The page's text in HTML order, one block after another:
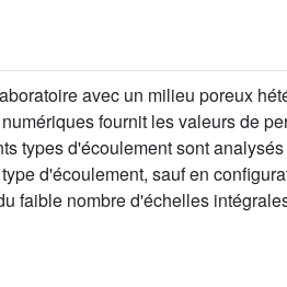
avec un milieu poreux
fournit les valeurs de
types d'écoulement sont
d'écoulement, sauf en
faible nombre d'échelles